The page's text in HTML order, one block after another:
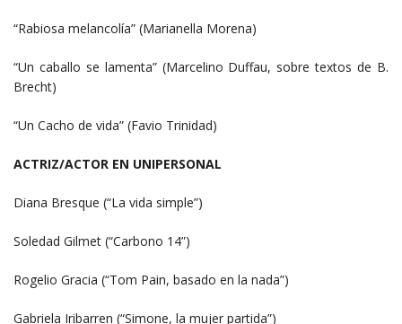
“Rabiosa melancolía” (Marianella Morena)
“Un caballo se lamenta” (Marcelino Duffau, sobre textos de B.
Brecht)
“Un Cacho de vida” (Favio Trinidad)
ACTRIZ/ACTOR EN UNIPERSONAL
Diana Bresque (“La vida simple”)
Soledad Gilmet (“Carbono 14”)
Rogelio Gracia (“Tom Pain, basado en la nada”)
Gabriela Iribarren (“Simone, la mujer partida”)